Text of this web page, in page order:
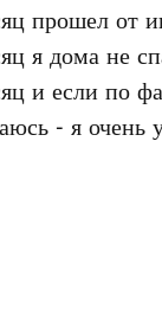
прошел от
я дома не
и если по